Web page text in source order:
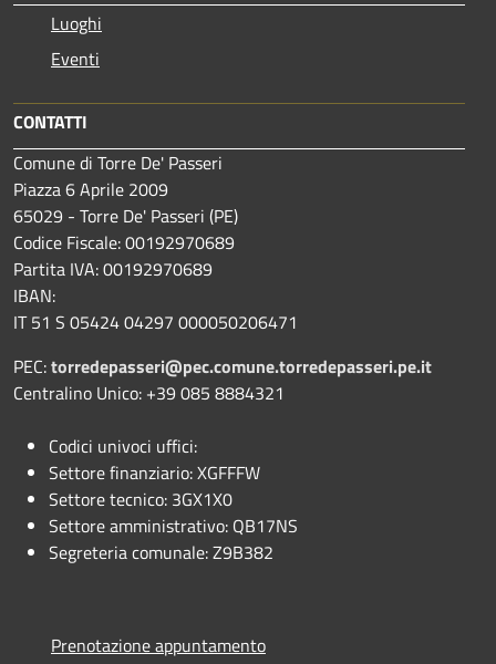
Luoghi
Eventi
CONTATTI
Comune di Torre De' Passeri
Piazza 6 Aprile 2009
65029 - Torre De' Passeri (PE)
Codice Fiscale: 00192970689
Partita IVA: 00192970689
IBAN:
IT 51 S 05424 04297 000050206471
PEC:torredepasseri@pec.comune.torredepasseri.pe.it
Centralino Unico: +39 085 8884321
Codici univoci uffici:
Settore finanziario: XGFFFW
Settore tecnico: 3GX1X0
Settore amministrativo: QB17NS
Segreteria comunale: Z9B382
Prenotazione appuntamento